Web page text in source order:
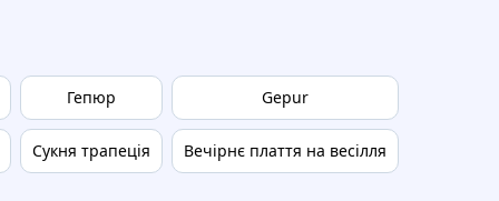
Гепюр
Сукня трапеція
Gepur
Вечірнє плаття на весілля